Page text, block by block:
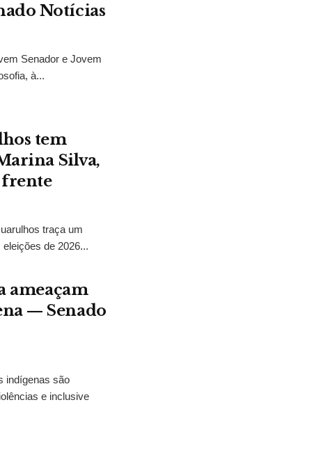
Notícias
Senador e Jovem
à...
tem
Silva,
frente
traça um
de 2026...
ameaçam
— Senado
indígenas são
e inclusive